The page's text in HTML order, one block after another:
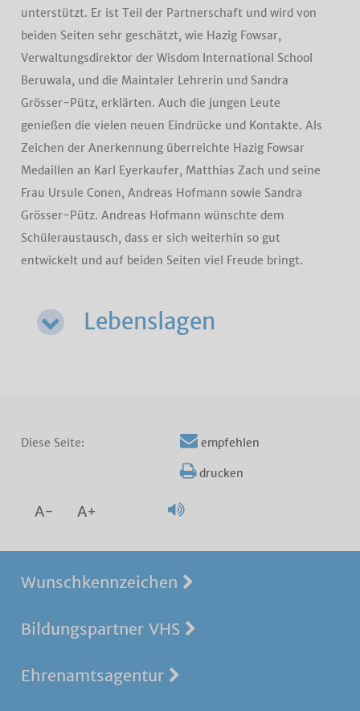
unterstützt. Er ist Teil der Partnerschaft und wird von
beiden Seiten sehr geschätzt, wie Hazig Fowsar,
Verwaltungsdirektor der Wisdom International School
Beruwala, und die Maintaler Lehrerin und Sandra
Grösser-Pütz, erklärten. Auch die jungen Leute
genießen die vielen neuen Eindrücke und Kontakte. Als
Zeichen der Anerkennung überreichte Hazig Fowsar
Medaillen an Karl Eyerkaufer, Matthias Zach und seine
Frau Ursule Conen, Andreas Hofmann sowie Sandra
Grösser-Pütz. Andreas Hofmann wünschte dem
Schüleraustausch, dass er sich weiterhin so gut
entwickelt und auf beiden Seiten viel Freude bringt.
Lebenslagen
Diese Seite: empfehlen
drucken
A- A+
Wunschkennzeichen
Bildungspartner VHS
Ehrenamtsagentur